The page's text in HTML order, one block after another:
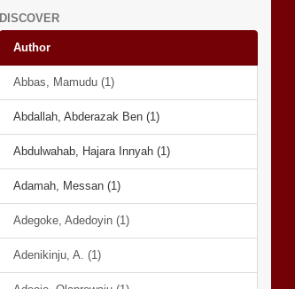
DISCOVER
Author
Abbas, Mamudu (1)
Abdallah, Abderazak Ben (1)
Abdulwahab, Hajara Innyah (1)
Adamah, Messan (1)
Adegoke, Adedoyin (1)
Adenikinju, A. (1)